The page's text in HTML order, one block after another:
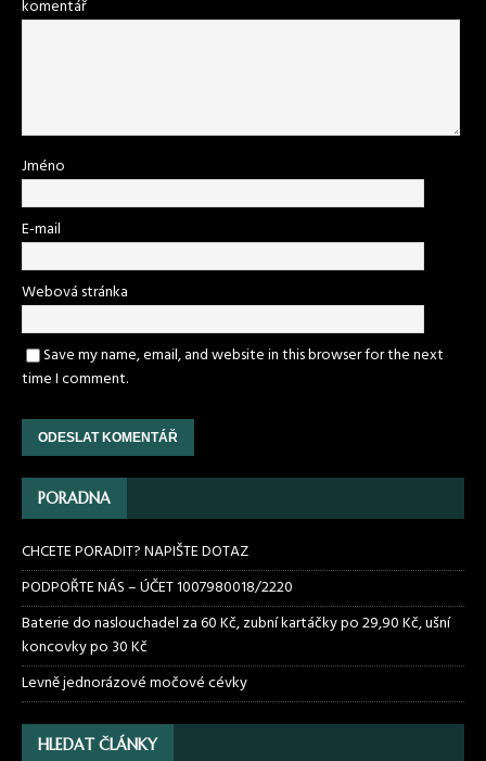
komentář
Jméno
E-mail
Webová stránka
Save my name, email, and website in this browser for the next
time I comment.
PORADNA
CHCETE PORADIT? NAPIŠTE DOTAZ
PODPOŘTE NÁS – ÚČET 1007980018/2220
Baterie do naslouchadel za 60 Kč, zubní kartáčky po 29,90 Kč, ušní
koncovky po 30 Kč
Levně jednorázové močové cévky
HLEDAT ČLÁNKY